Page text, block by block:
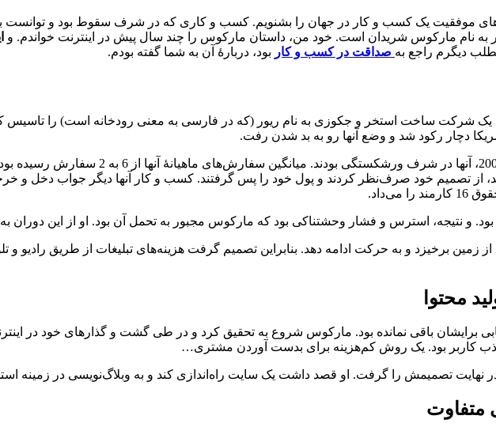
موفقیت یک کسب و کار در جهان را بشنویم. کسب و کاری که در شرف سقوط بود و توانست با
به نام مارکوس شریدان است. خود من، داستان مارکوس را چند سال پیش در اینترنت خواندم. و
دیگرم راجع به صداقت در کسب و کار بود، دربارۀ آن به شما گفته بودم.
همراه دوست خود، یک شرکت ساخت استخر و جکوزی به نام ریور (که در فارسی به معنی رودخانه است) را
بیش از 50 هزار دلار داشتند، از تصمیم خود صرف‌نظر کردند و پول خود را پس گرفتند. کسب و کار آنها دیگر
و نتیجه، استرس و فشار وحشتناکی بود که مارکوس مجبور به تحمل آن بود. او از این دوران
برخیزد و به حرکت ادامه دهد. بنابراین تصمیم گرفت هزینه‌های تبلیغات از طریق رادیو و
محتوا
برایشان باقی نمانده بود. مارکوس شروع به تحقیق کرد و در طی گشت و گذارهای خود در
جذب کاربر بود. یک روش کم‌هزینه برای بدست آوردن مشتری…
نهایت تصمیمش را گرفت. او قصد داشت یک سایت راه‌اندازی کند و به وبلاگ‌نویسی در زمینه
متفاوت